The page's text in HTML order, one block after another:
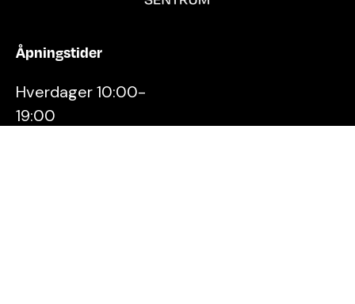
Åpningstider
Hverdager 10:00-
19:00